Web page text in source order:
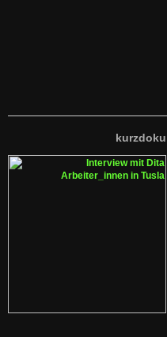
kurzdoku